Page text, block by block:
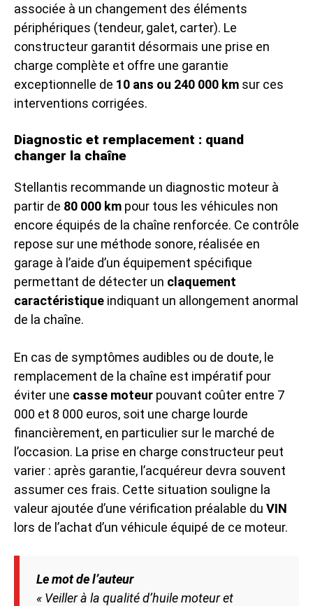
associée à un changement des éléments
périphériques (tendeur, galet, carter). Le
constructeur garantit désormais une prise en
charge complète et offre une garantie
exceptionnelle de 10 ans ou 240 000 km sur ces
interventions corrigées.
Diagnostic et remplacement : quand
changer la chaîne
Stellantis recommande un diagnostic moteur à
partir de 80 000 km pour tous les véhicules non
encore équipés de la chaîne renforcée. Ce contrôle
repose sur une méthode sonore, réalisée en
garage à l’aide d’un équipement spécifique
permettant de détecter un claquement
caractéristique indiquant un allongement anormal
de la chaîne.
En cas de symptômes audibles ou de doute, le
remplacement de la chaîne est impératif pour
éviter une casse moteur pouvant coûter entre 7
000 et 8 000 euros, soit une charge lourde
financièrement, en particulier sur le marché de
l’occasion. La prise en charge constructeur peut
varier : après garantie, l’acquéreur devra souvent
assumer ces frais. Cette situation souligne la
valeur ajoutée d’une vérification préalable du VIN
lors de l’achat d’un véhicule équipé de ce moteur.
Le mot de l’auteur
« Veiller à la qualité d’huile moteur et